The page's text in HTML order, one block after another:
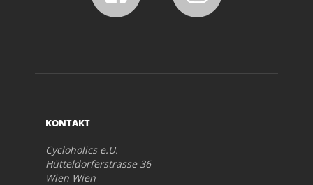
KONTAKT
Cycloholics e.U.
Hütteldorferstrasse 36
Wien Wien